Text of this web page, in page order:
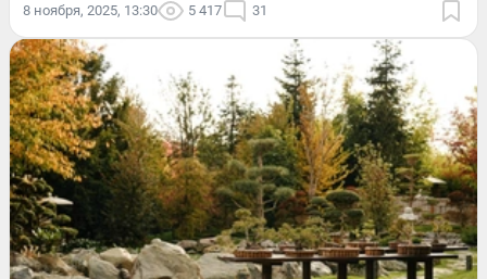
8 ноября, 2025, 13:30 5 417 31